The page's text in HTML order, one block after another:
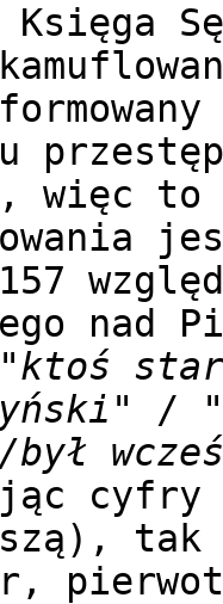
więc to
nad
"ktoś
/
był
cyfry
tak